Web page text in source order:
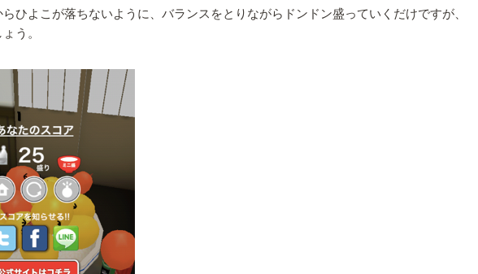
よこが落ちないように、バランスをとりながらドンドン盛っていくだけですが、
う。